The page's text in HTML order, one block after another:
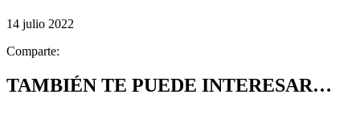
14 julio 2022
Comparte:
TAMBIÉN TE PUEDE INTERESAR…